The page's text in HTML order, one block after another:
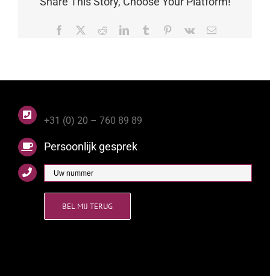
Facebook RedditLinkedInTumblr Pinterest
Vk
E-
+31 (0) 20 – 760 89 89
Persoonlijk gesprek